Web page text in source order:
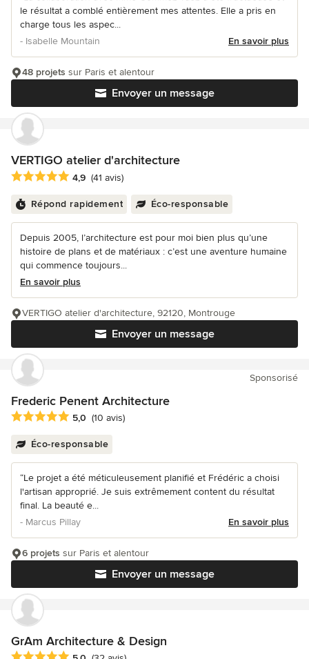
le résultat a comblé entièrement mes attentes. Elle a pris en
charge tous les aspec...
- Isabelle Mountain
En savoir plus
Envoyer un message
48 projets sur Paris et alentour
VERTIGO atelier d'architecture
Note moyenne : 4.9 étoiles sur 5
4,9 (41 avis)
Répond rapidement Éco-responsable
Depuis 2005, l’architecture est pour moi bien plus qu’une
histoire de plans et de matériaux : c’est une aventure humaine
qui commence toujours...
En savoir plus
Envoyer un message
VERTIGO atelier d'architecture, 92120, Montrouge
Sponsorisé
Frederic Penent Architecture
Note moyenne : 5 étoiles sur 5
5,0 (10 avis)
Éco-responsable
“Le projet a été méticuleusement planifié et Frédéric a choisi
l'artisan approprié. Je suis extrêmement content du résultat
final. La beauté e...
- Marcus Pillay
En savoir plus
Envoyer un message
6 projets sur Paris et alentour
GrAm Architecture & Design